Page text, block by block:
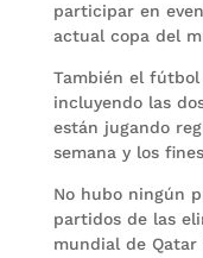
participar en
actual copa del
También el fútbol
incluyendo las
están jugando
semana y los
No hubo ningún
partidos de las
mundial de Qatar